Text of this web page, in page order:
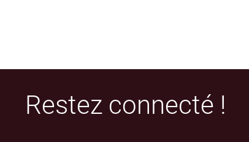
Restez connecté !